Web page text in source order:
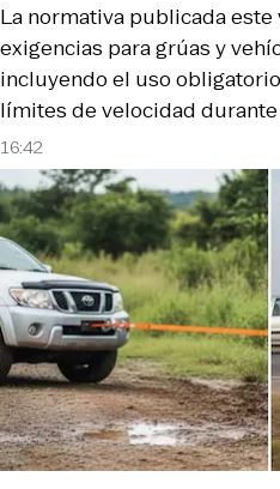
16:42
La normativa publicada
exigencias para grúas y
incluyendo el uso
límites de velocidad